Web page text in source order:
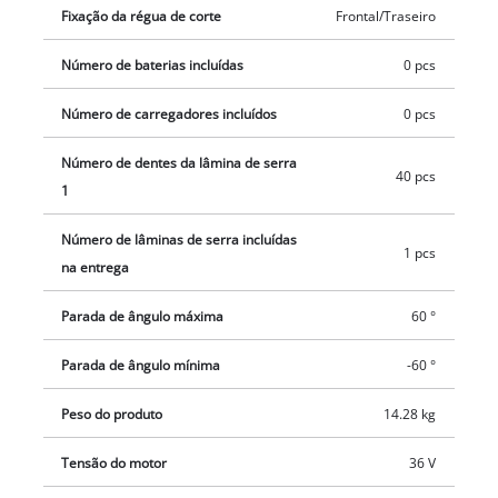
equipada com proteção contra sobrecarga e uma função de
Softstart. O fornecimento inclui um batente angular para
cortes de meia-esquadria precisos de -60º a +60º. Também
estão incluídos no escopo de fornecimento uma lâmina de
serra de ponta de carboneto de alta qualidade e uma vara
36/8 T Li-Solo é fornecida sem baterias e sem carregador.
Estão disponíveis em separado.
Fixação da régua de corte Frontal/Traseiro
Número de baterias incluídas 0 pcs
Número de carregadores incluídos 0 pcs
Número de dentes da lâmina de serra
1
40 pcs
Número de lâminas de serra incluídas
na entrega
1 pcs
Parada de ângulo máxima 60 °
Parada de ângulo mínima -60 °
Peso do produto 14.28 kg
Tensão do motor 36 V